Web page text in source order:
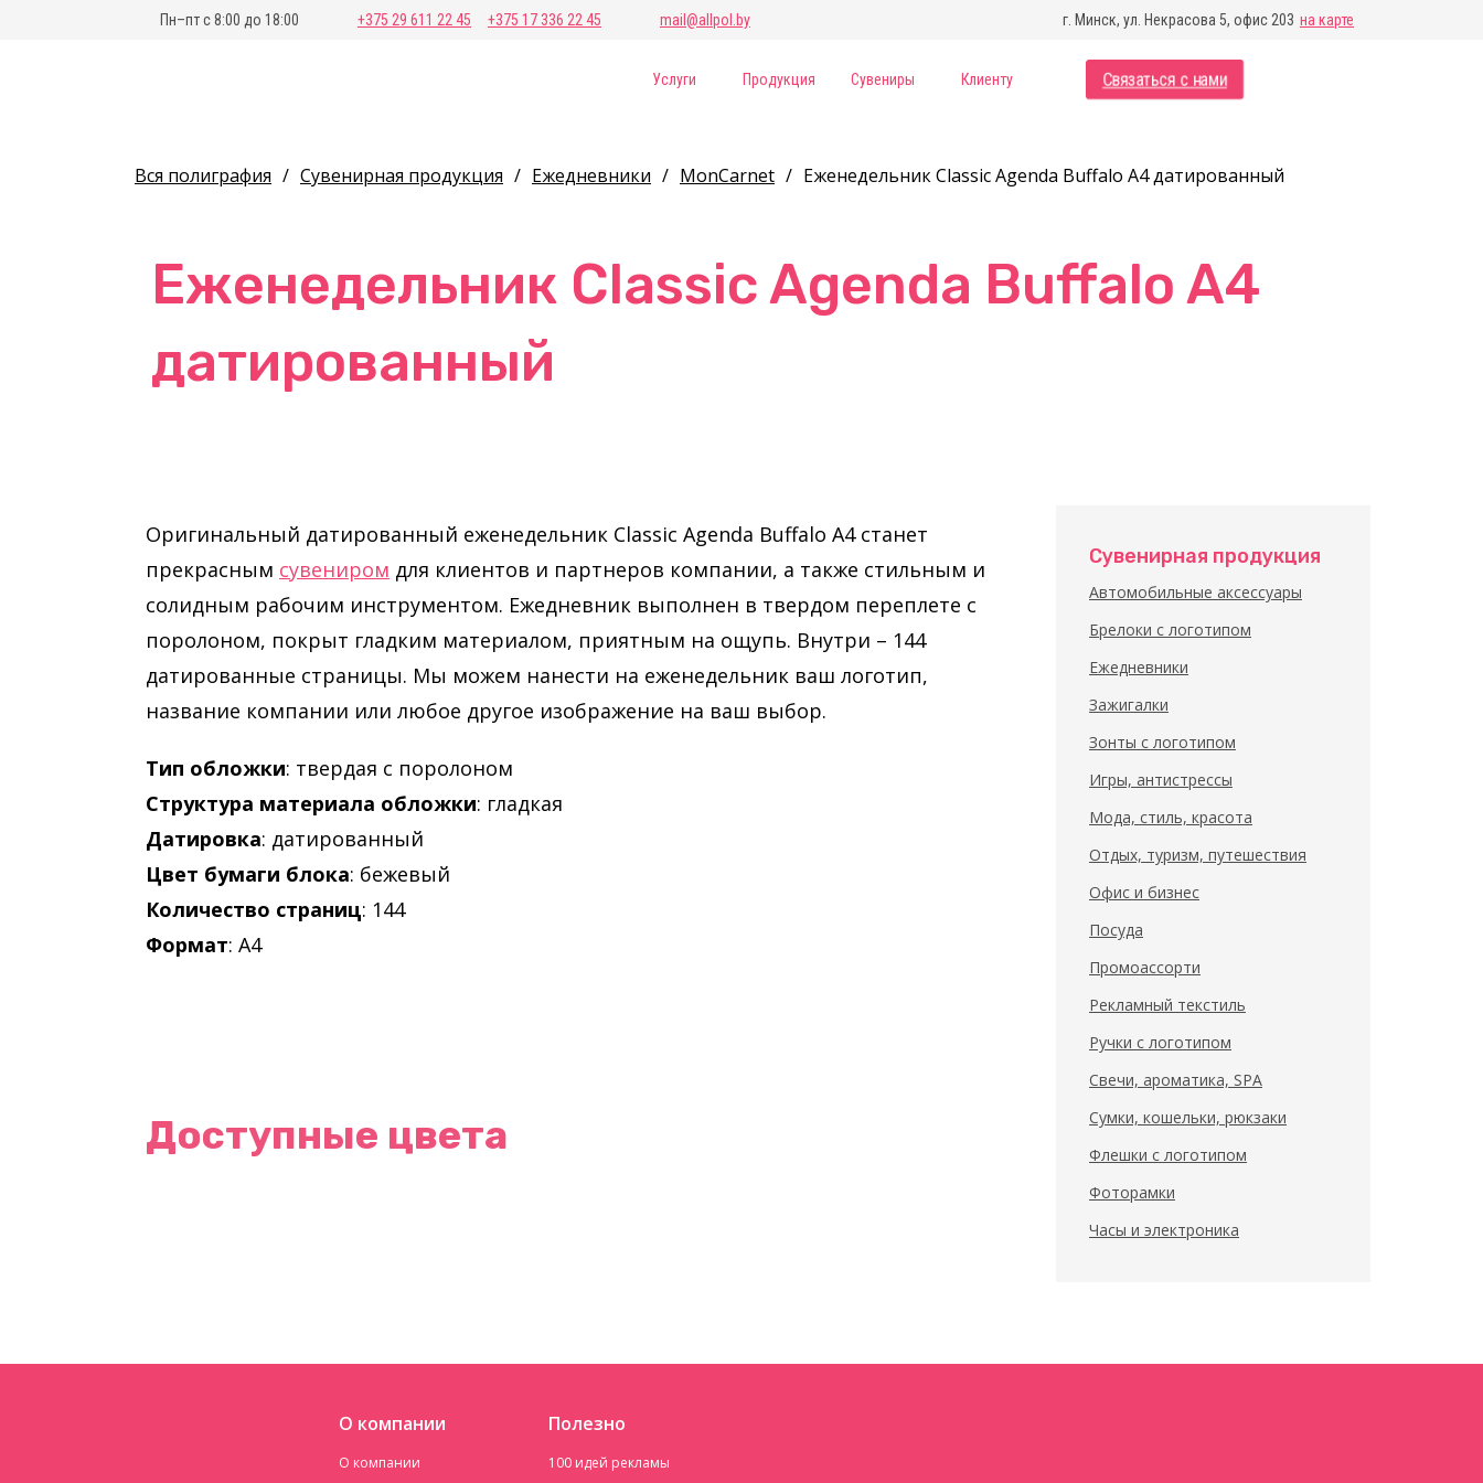
Пн–пт с 8:00 до 18:00 +375 29 611 22 45 +375 17 336 22 45 mail@allpol.by г. Минск, ул. Некрасова 5, офис 203 на карте
Услуги Продукция Сувениры Клиенту Связаться с нами
Вся полиграфия / Сувенирная продукция / Ежедневники / MonCarnet / Еженедельник Classic Agenda Buffalo A4 датированный
Еженедельник Classic Agenda Buffalo A4
датированный
Оригинальный датированный еженедельник Classic Agenda Buffalo A4 станет
прекрасным сувениром для клиентов и партнеров компании, а также стильным и
солидным рабочим инструментом. Ежедневник выполнен в твердом переплете с
поролоном, покрыт гладким материалом, приятным на ощупь. Внутри – 144
датированные страницы. Мы можем нанести на еженедельник ваш логотип,
название компании или любое другое изображение на ваш выбор.
Тип обложки: твердая с поролоном
Структура материала обложки: гладкая
Датировка: датированный
Цвет бумаги блока: бежевый
Количество страниц: 144
Формат: А4
Доступные цвета
Сувенирная продукция
Автомобильные аксессуары
Брелоки с логотипом
Ежедневники
Зажигалки
Зонты с логотипом
Игры, антистрессы
Мода, стиль, красота
Отдых, туризм, путешествия
Офис и бизнес
Посуда
Промоассорти
Рекламный текстиль
Ручки с логотипом
Свечи, ароматика, SPA
Сумки, кошельки, рюкзаки
Флешки с логотипом
Фоторамки
Часы и электроника
О компании
О компании
Полезно
100 идей рекламы